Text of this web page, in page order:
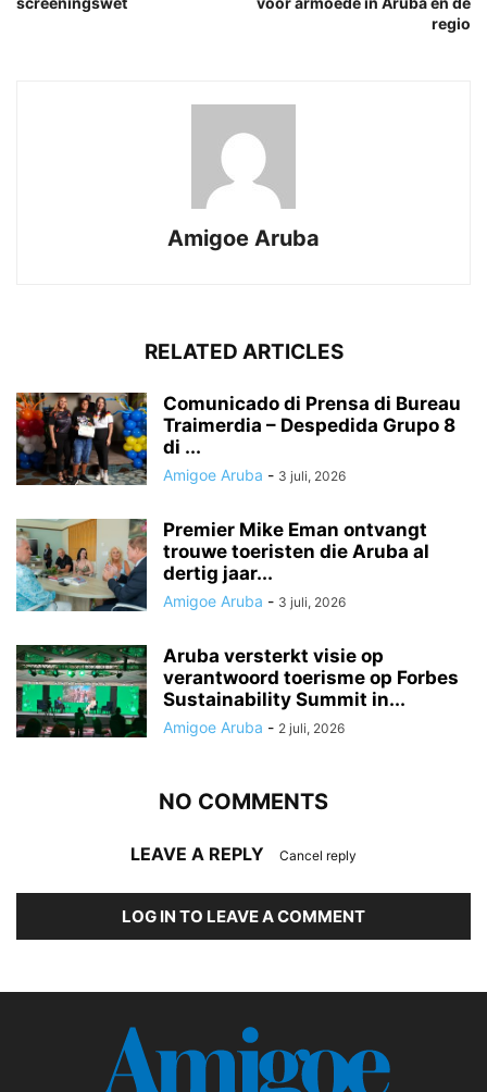
regio
Amigoe Aruba
RELATED ARTICLES
Comunicado di Prensa di Bureau
Traimerdia – Despedida Grupo 8
di ...
Amigoe Aruba - 3 juli, 2026
Premier Mike Eman ontvangt
trouwe toeristen die Aruba al
dertig jaar...
Amigoe Aruba - 3 juli, 2026
Aruba versterkt visie op
verantwoord toerisme op Forbes
Sustainability Summit in...
Amigoe Aruba - 2 juli, 2026
NO COMMENTS
LEAVE A REPLY Cancel reply
LOG IN TO LEAVE A COMMENT